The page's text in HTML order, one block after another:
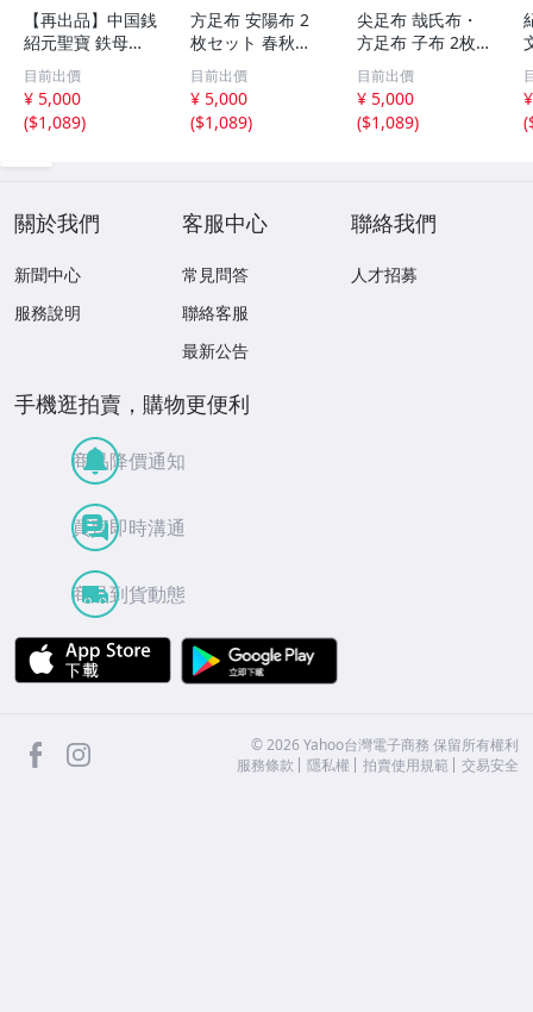
【再出品】中国銭
紹元聖寶 鉄母
銭？
目前出價
¥ 5,000
($1,089)
方足布 安陽布 2
枚セット 春秋戦
国時代 中国古代
銭貨 布貨 布幣 銅
銭 古銭 コレクシ
ョン 貨幣
目前出價
¥ 5,000
($1,089)
尖足布 哉氏布・
方足布 子布 2枚
セット 中国戦国
古銭 布幣 古銭 貨
布 貨幣
目前出價
¥ 5,000
($1,089)
(
關於我們
新聞中心
服務說明
客服中心
常見問答
聯絡客服
最新公告
聯絡我們
人才招募
手機逛拍賣，購物更便利
商品降價通知
買賣即時溝通
商品到貨動態
APP Store
facebook ©2026 Yahoo台灣電子商務 保留所有權利
服務條款
隱私權 拍賣使用規範 交易安全